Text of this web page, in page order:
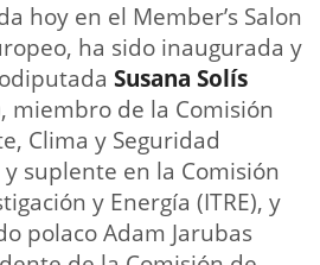
hoy en el Member’s Salon
ha sido inaugurada y
Susana Solís
miembro de la Comisión
Clima y Seguridad
suplente en la Comisión
y Energía (ITRE), y
polaco Adam Jarubas